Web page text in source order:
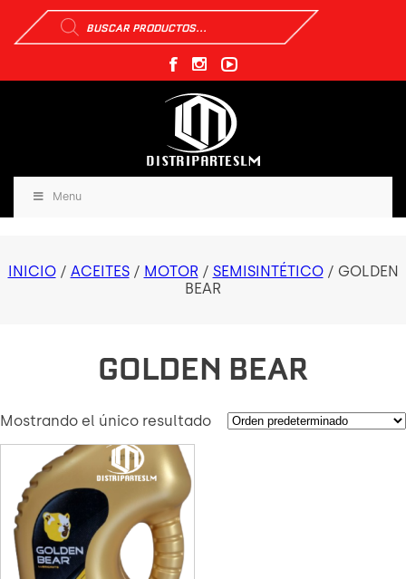
Búsqueda
de
productos
Menu
INICIO/ ACEITES/ MOTOR/ SEMISINTÉTICO/ GOLDEN
BEAR
GOLDEN BEAR
Mostrando el único resultado